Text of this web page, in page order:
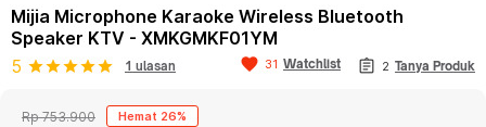
Mijia Microphone Karaoke Wireless Bluetooth
Speaker KTV - XMKGMKF01YM
5 starstarstarstarstar 1 ulasan favorite 31 Watchlist assignment 2 Tanya Produk
Rp 753.900 Hemat 26%